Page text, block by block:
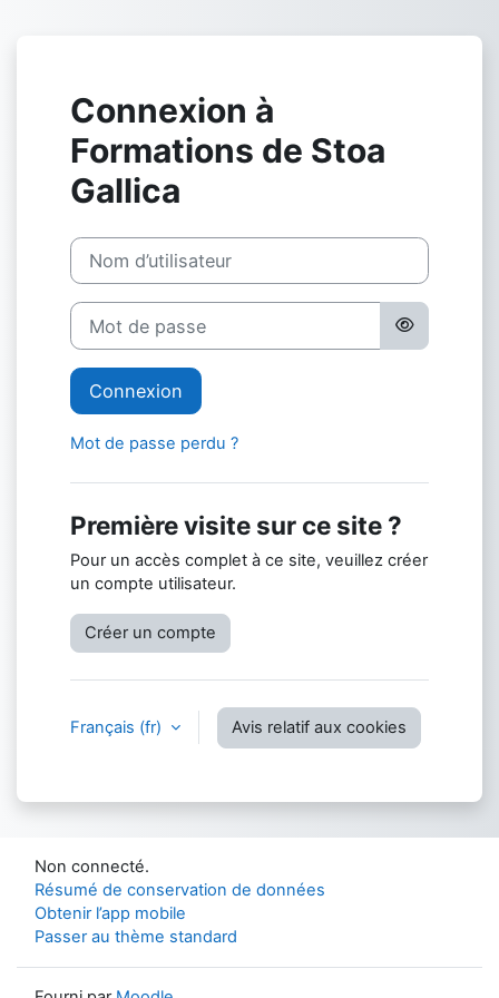
Connexion à
Formations de Stoa
Gallica
Procédure de création de compte
Nom d’utilisateur
Mot de passe
Connexion
Mot de passe perdu ?
Première visite sur ce site ?
Pour un accès complet à ce site, veuillez créer
un compte utilisateur.
Créer un compte
Français ‎(fr)‎ Avis relatif aux cookies
Non connecté.
Résumé de conservation de données
Obtenir l’app mobile
Passer au thème standard